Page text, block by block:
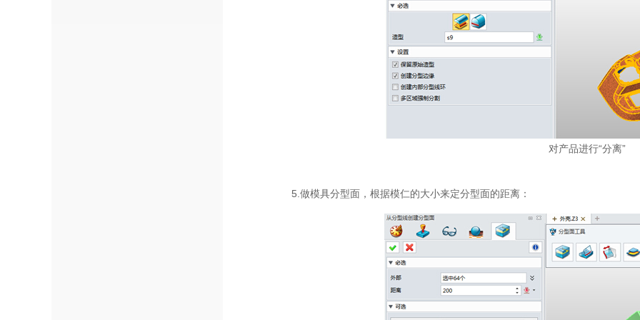
对产品进行“分离”
5.做模具分型面，根据模仁的大小来定分型面的距离：